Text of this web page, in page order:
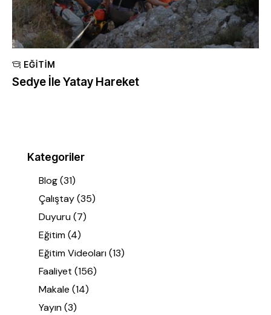
EĞITIM
Sedye İle Yatay Hareket
Kategoriler
Blog(31)
Çalıştay(35)
Duyuru(7)
Eğitim(4)
Eğitim Videoları(13)
Faaliyet (156)
Makale (14)
Yayın(3)